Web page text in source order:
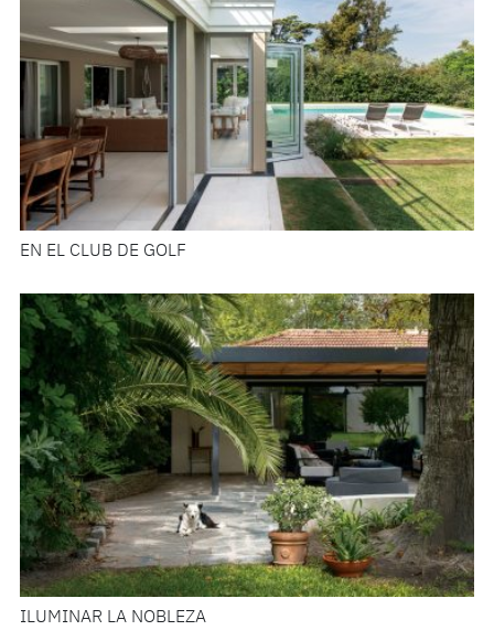
EN EL CLUB DE GOLF
ILUMINAR LA NOBLEZA